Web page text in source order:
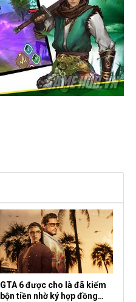
GTA 6 được cho là đã kiếm
bộn tiền nhờ ký hợp đồng